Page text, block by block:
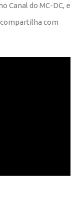
Canal do MC-DC, e
compartilha com